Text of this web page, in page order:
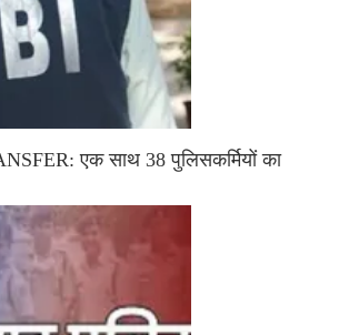
एक साथ 38 पुलिसकर्मियों का